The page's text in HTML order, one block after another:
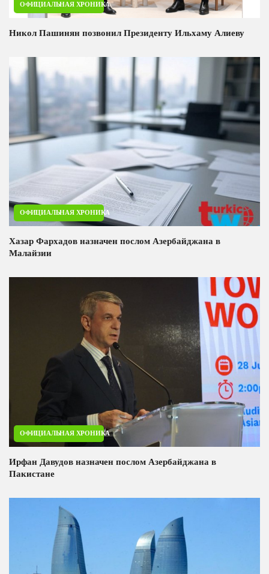
ОФИЦИАЛЬНАЯ ХРОНИКА
Никол Пашинян позвонил Президенту Ильхаму Алиеву
ОФИЦИАЛЬНАЯ ХРОНИКА
Хазар Фархадов назначен послом Азербайджана в
Малайзии
ОФИЦИАЛЬНАЯ ХРОНИКА
Ирфан Давудов назначен послом Азербайджана в
Пакистане